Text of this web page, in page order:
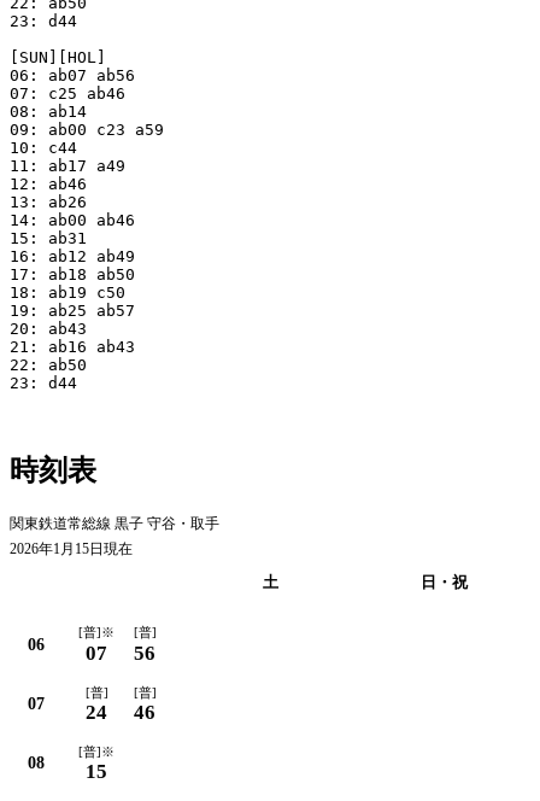
23: d44
[SUN][HOL]
06: ab07 ab56
07: c25 ab46
08: ab14
09: ab00 c23 a59
10: c44
11: ab17 a49
12: ab46
13: ab26
14: ab00 ab46
15: ab31
16: ab12 ab49
17: ab18 ab50
18: ab19 c50
19: ab25 ab57
20: ab43
21: ab16 ab43
22: ab50
23: d44
時刻表
関東鉄道常総線 黒子 守谷・取手
2026年1月15日現在
土 日・祝
06
[普]※
07
[普]
56
07
[普]
24
[普]
46
08
[普]※
15